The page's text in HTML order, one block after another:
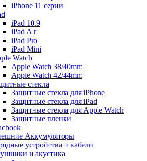
iPhone 11 серии
iPad 10.9
iPad Air
iPad Pro
iPad Mini
Watch
Apple Watch 38/40mm
Apple Watch 42/44mm
стекла
Защитные стекла для iPhone
Защитные стекла для iPad
Защитные стекла для Apple Watch
Защитные пленки
Аккумуляторы
устройства и кабели
и акустика